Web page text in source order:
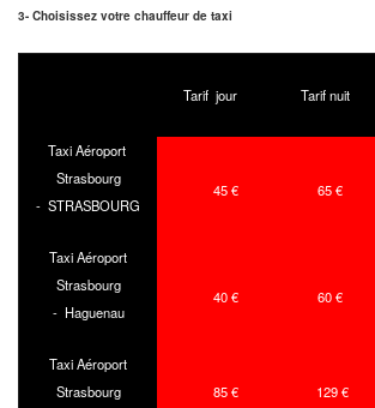
3- Choisissez votre chauffeur de taxi
Tarif jour Tarif nuit
Taxi Aéroport
Strasbourg
- STRASBOURG
45 € 65 €
Taxi Aéroport
Strasbourg
- Haguenau
40 € 60 €
Taxi Aéroport
Strasbourg
85 € 129 €